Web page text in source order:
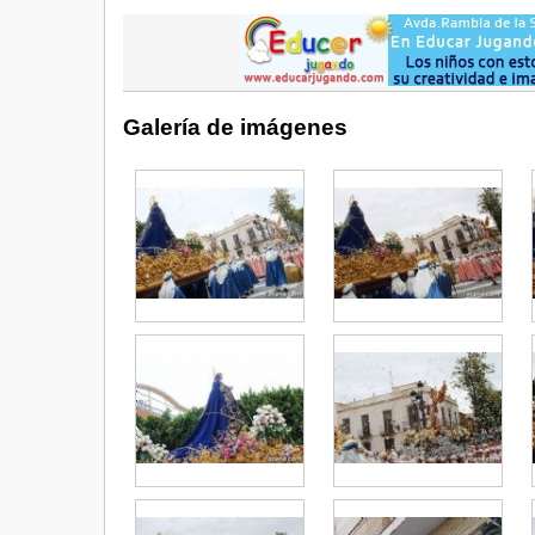
Galería de imágenes